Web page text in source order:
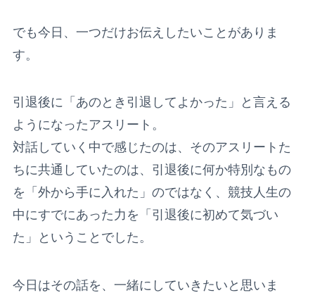
でも今日、一つだけお伝えしたいことがありま
す。
引退後に「あのとき引退してよかった」と言える
ようになったアスリート。
対話していく中で感じたのは、そのアスリートた
ちに共通していたのは、引退後に何か特別なもの
を「外から手に入れた」のではなく、競技人生の
中にすでにあった力を「引退後に初めて気づい
た」ということでした。
今日はその話を、一緒にしていきたいと思いま